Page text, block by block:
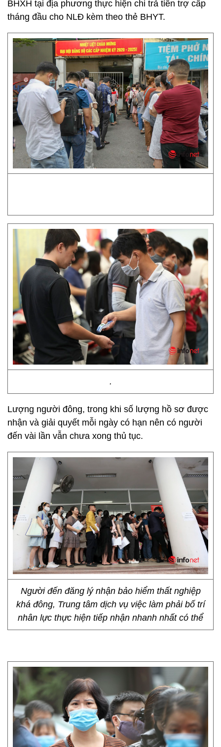
BHXH tại địa phương thực hiện chi trả tiền trợ cấp
tháng đầu cho NLĐ kèm theo thẻ BHYT.
.
Lượng người đông, trong khi số lượng hồ sơ được
nhận và giải quyết mỗi ngày có hạn nên có người
đến vài lần vẫn chưa xong thủ tục.
Người đến đăng lý nhận bảo hiểm thất nghiệp
khá đông, Trung tâm dịch vụ việc làm phải bố trí
nhân lực thực hiện tiếp nhận nhanh nhất có thể